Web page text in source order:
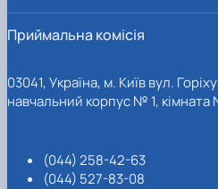
Приймальна комісія
03041, Україна, м. Київ вул.
навчальний корпус № 1, кімната
(044) 258-42-63
(044) 527-83-08